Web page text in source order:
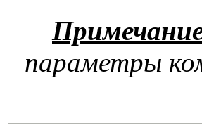
параметры